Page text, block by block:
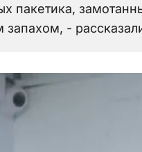
пакетика,
запахом, -